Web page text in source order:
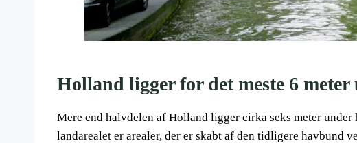
Holland ligger for det meste 6
Mere end halvdelen af Holland ligger cirka seks meter under
landarealet er arealer, der er skabt af den tidligere havbund